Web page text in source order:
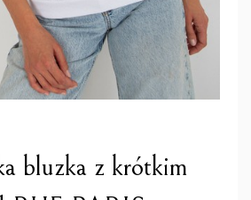
bluzka z krótkim